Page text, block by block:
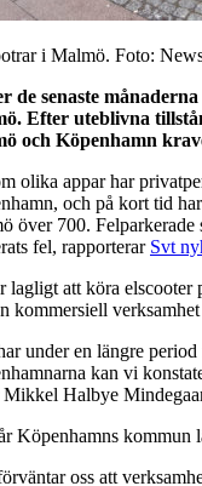
i Malmö. Foto:
de senaste
Efter uteblivna
och Köpenhamn
olika appar har
och på kort tid
över 700.
fel, rapporterar Svt
lagligt att köra elscooter
kommersiell
under en längre
kan vi
Mikkel Halbye
Köpenhamns kommun
oss att